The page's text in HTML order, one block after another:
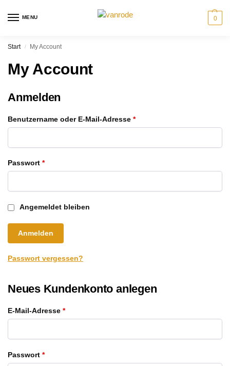
MENU 0
Start / My Account
My Account
Anmelden
Benutzername oder E-Mail-Adresse *
Passwort *
Angemeldet bleiben
Anmelden
Passwort vergessen?
Neues Kundenkonto anlegen
E-Mail-Adresse *
Passwort *